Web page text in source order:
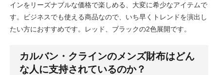
インをリーズナブルな価格で楽しめる、大変に希少なアイテムで
す。ビジネスでも使える商品なので、いち早くトレンドを演出し
たい方におすすめです。レッド、ブラックの2色展開です。
カルバン・クラインのメンズ財布はどん
な人に支持されているのか？